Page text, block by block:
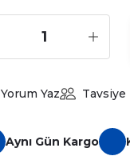
Yorum Yaz Tavsiye
Aynı Gün Kargo